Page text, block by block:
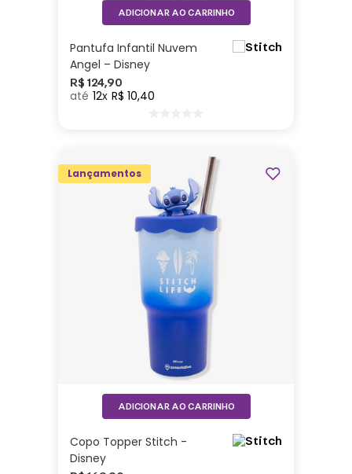
Pantufa Infantil Nuvem
Angel – Disney
R$ 124,90
12 R$ 10,40
ADICIONAR AO CARRINHO
Lançamentos
Copo Topper Stitch -
Disney
ADICIONAR AO CARRINHO